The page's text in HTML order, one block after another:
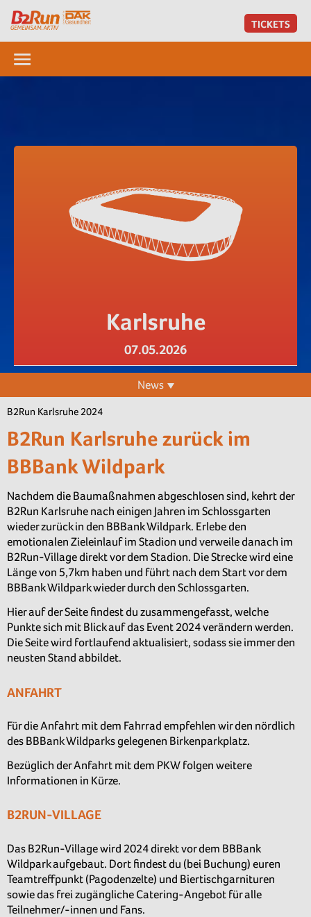
TICKETS
Karlsruhe
07.05.2026
News
B2Run Karlsruhe 2024
B2Run Karlsruhe zurück im
BBBank Wildpark
Nachdem die Baumaßnahmen abgeschlosen sind, kehrt der
B2Run Karlsruhe nach einigen Jahren im Schlossgarten
wieder zurück in den BBBank Wildpark. Erlebe den
emotionalen Zieleinlauf im Stadion und verweile danach im
B2Run-Village direkt vor dem Stadion. Die Strecke wird eine
Länge von 5,7km haben und führt nach dem Start vor dem
BBBank Wildpark wieder durch den Schlossgarten.
Hier auf der Seite findest du zusammengefasst, welche
Punkte sich mit Blick auf das Event 2024 verändern werden.
Die Seite wird fortlaufend aktualisiert, sodass sie immer den
neusten Stand abbildet.
ANFAHRT
Für die Anfahrt mit dem Fahrrad empfehlen wir den nördlich
des BBBank Wildparks gelegenen Birkenparkplatz.
Bezüglich der Anfahrt mit dem PKW folgen weitere
Informationen in Kürze.
B2RUN-VILLAGE
Das B2Run-Village wird 2024 direkt vor dem BBBank
Wildpark aufgebaut. Dort findest du (bei Buchung) euren
Teamtreffpunkt (Pagodenzelte) und Biertischgarnituren
sowie das frei zugängliche Catering-Angebot für alle
Teilnehmer/-innen und Fans.